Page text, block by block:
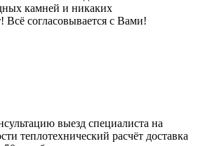
камней и никаких
Всё согласовывается с Вами!
выезд специалиста на
теплотехнический расчёт доставка